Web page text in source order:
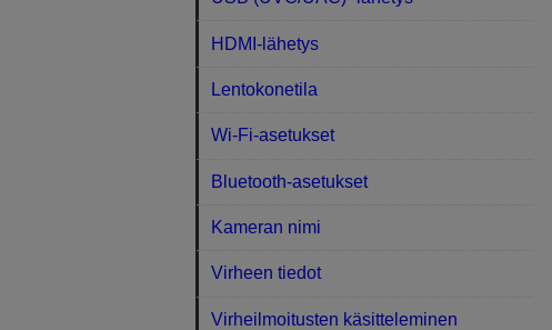
HDMI-lähetys
Lentokonetila
Wi-Fi-asetukset
Bluetooth-asetukset
Kameran nimi
Virheen tiedot
Virheilmoitusten käsitteleminen